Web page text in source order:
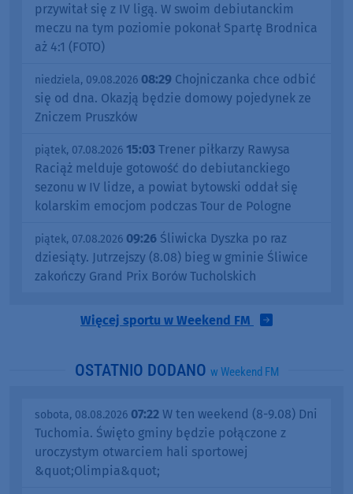
przywitał się z IV ligą. W swoim debiutanckim
meczu na tym poziomie pokonał Spartę Brodnica
aż 4:1 (FOTO)
niedziela, 09.08.2026 08:29 Chojniczanka chce odbić
się od dna. Okazją będzie domowy pojedynek ze
Zniczem Pruszków
piątek, 07.08.2026 15:03 Trener piłkarzy Rawysa
Raciąż melduje gotowość do debiutanckiego
sezonu w IV lidze, a powiat bytowski oddał się
kolarskim emocjom podczas Tour de Pologne
piątek, 07.08.2026 09:26 Śliwicka Dyszka po raz
dziesiąty. Jutrzejszy (8.08) bieg w gminie Śliwice
zakończy Grand Prix Borów Tucholskich
Więcej sportu w Weekend FM
OSTATNIO DODANO w Weekend FM
sobota, 08.08.2026 07:22 W ten weekend (8-9.08) Dni
Tuchomia. Święto gminy będzie połączone z
uroczystym otwarciem hali sportowej
&quot;Olimpia&quot;